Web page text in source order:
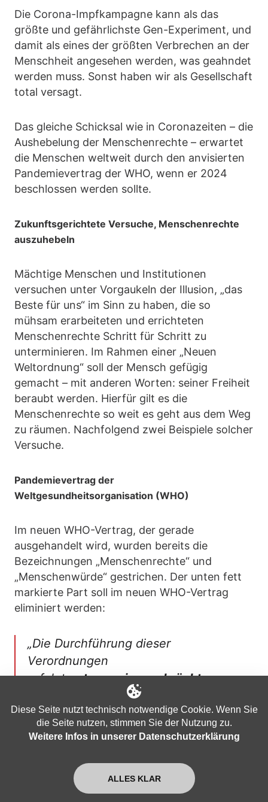
Die Corona-Impfkampagne kann als das
größte und gefährlichste Gen-Experiment, und
damit als eines der größten Verbrechen an der
Menschheit angesehen werden, was geahndet
werden muss. Sonst haben wir als Gesellschaft
total versagt.
Das gleiche Schicksal wie in Coronazeiten – die
Aushebelung der Menschenrechte – erwartet
die Menschen weltweit durch den anvisierten
Pandemievertrag der WHO, wenn er 2024
beschlossen werden sollte.
Zukunftsgerichtete Versuche, Menschenrechte
auszuhebeln
Mächtige Menschen und Institutionen
versuchen unter Vorgaukeln der Illusion, „das
Beste für uns“ im Sinn zu haben, die so
mühsam erarbeiteten und errichteten
Menschenrechte Schritt für Schritt zu
unterminieren. Im Rahmen einer „Neuen
Weltordnung“ soll der Mensch gefügig
gemacht – mit anderen Worten: seiner Freiheit
beraubt werden. Hierfür gilt es die
Menschenrechte so weit es geht aus dem Weg
zu räumen. Nachfolgend zwei Beispiele solcher
Versuche.
Pandemievertrag der
Weltgesundheitsorganisation (WHO)
Im neuen WHO-Vertrag, der gerade
ausgehandelt wird, wurden bereits die
Bezeichnungen „Menschenrechte“ und
„Menschenwürde“ gestrichen. Der unten fett
markierte Part soll im neuen WHO-Vertrag
eliminiert werden:
„Die Durchführung dieser
Verordnungen
erfolgtunter uneingeschränkter
Achtung der Würde, der
Menschenrechte und der
Grundfreiheiten der Menschenauf der
Gleichheit, der Inklusivität und der
Kohärenz und in Übereinstimmung mit
Diese Seite nutzt technisch notwendige Cookie. Wenn Sie
die Seite nutzen, stimmen Sie der Nutzung zu.
Weitere Infos in unserer Datenschutzerklärung
ALLES KLAR